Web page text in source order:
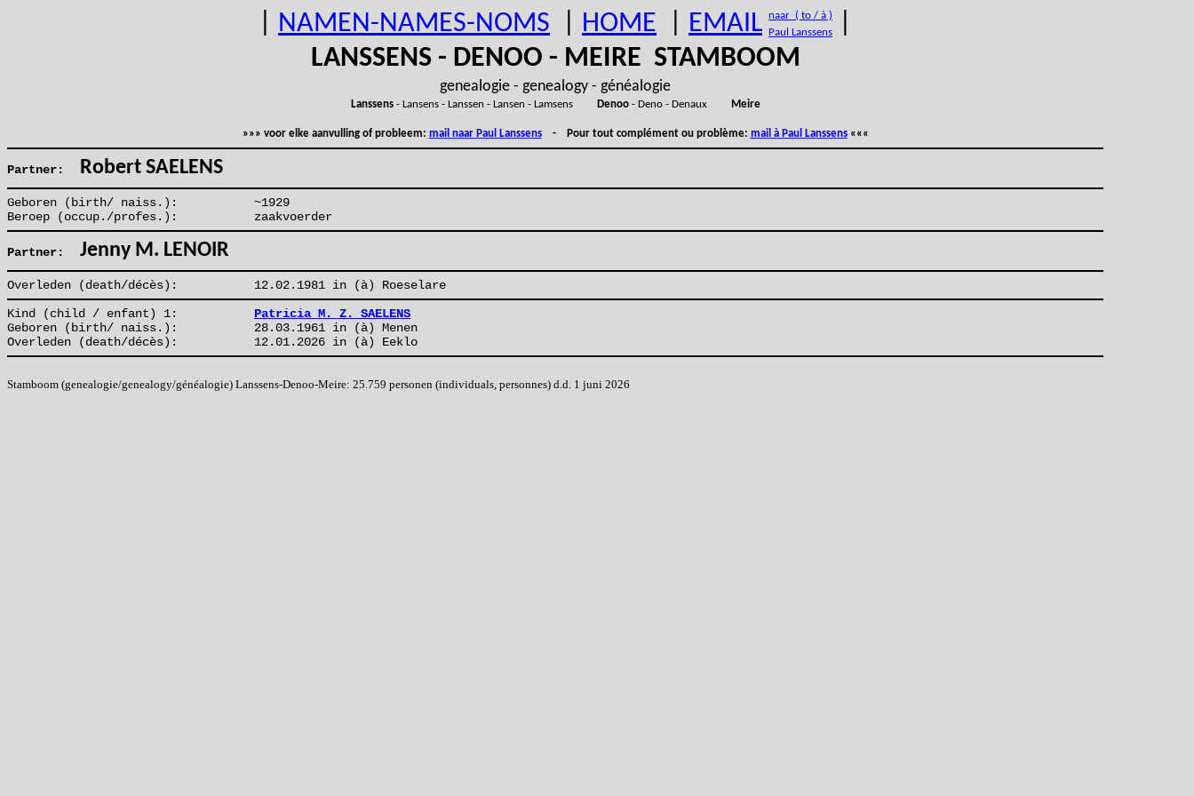
NAMEN-NAMES-NOMS HOME EMAIL naar ( to / à )
Paul Lanssens
LANSSENS - DENOO - MEIRE STAMBOOM
genealogie - genealogy - généalogie
Lanssens- Lansens - Lanssen - Lansen - Lamsens Denoo- Deno - Denaux Meire
»»» voor elke aanvulling of probleem: mail naar Paul Lanssens- Pour tout complément ou problème: mail à Paul Lanssens«««
Partner: Robert SAELENS
Geboren (birth/ naiss.):
~1929
Beroep (occup./profes.):
zaakvoerder
Partner: Jenny M. LENOIR
Overleden (death/décès):
12.02.1981 in (à) Roeselare
Kind (child / enfant) 1:
Patricia M. Z. SAELENS
Geboren (birth/ naiss.):
28.03.1961 in (à) Menen
Overleden (death/décès):
12.01.2026 in (à) Eeklo
Stamboom (genealogie/genealogy/généalogie) Lanssens-Denoo-Meire: 25.759 personen (individuals, personnes) d.d. 1 juni 2026